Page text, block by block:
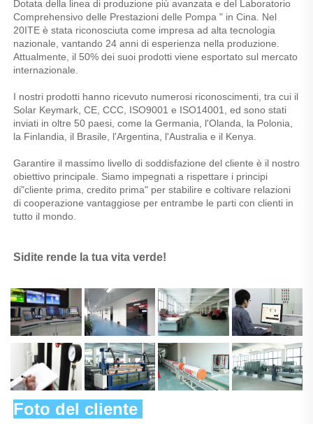
Dotata della linea di produzione più avanzata e del Laboratorio
Comprehensivo delle Prestazioni delle Pompa " in Cina. Nel
20ITE è stata riconosciuta come impresa ad alta tecnologia
nazionale, vantando 24 anni di esperienza nella produzione.
Attualmente, il 50% dei suoi prodotti viene esportato sul mercato
internazionale.
I nostri prodotti hanno ricevuto numerosi riconoscimenti, tra cui il
Solar Keymark, CE, CCC, ISO9001 e ISO14001, ed sono stati
inviati in oltre 50 paesi, come la Germania, l'Olanda, la Polonia,
la Finlandia, il Brasile, l'Argentina, l'Australia e il Kenya.
Garantire il massimo livello di soddisfazione del cliente è il nostro
obiettivo principale. Siamo impegnati a rispettare i principi
di"cliente prima, credito prima" per stabilire e coltivare relazioni
di cooperazione vantaggiose per entrambe le parti con clienti in
tutto il mondo.
Sidite rende la tua vita verde!
Foto del cliente